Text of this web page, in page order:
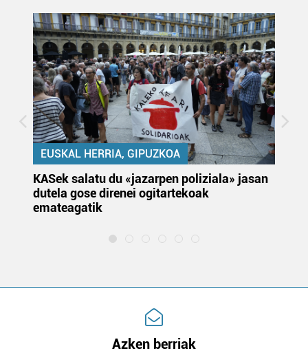
EUSKAL HERRIA, GIPUZKOA
KASek salatu du «jazarpen poliziala» jasan
dutela gose direnei ogitartekoak
emateagatik
Azken berriak